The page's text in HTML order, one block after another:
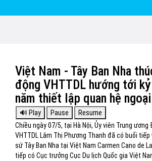
Việt Nam - Tây Ban Nha
động VHTTDL hướng tới
năm thiết lập quan hệ
Chiều ngày 07/5, tại Hà Nội, Ủy viên Trung ương
VHTTDL Lâm Thị Phương Thanh đã có buổi
sứ Tây Ban Nha tại Việt Nam Carmen Cano de
tiếp có Cục trưởng Cục Du lịch Quốc gia Việt